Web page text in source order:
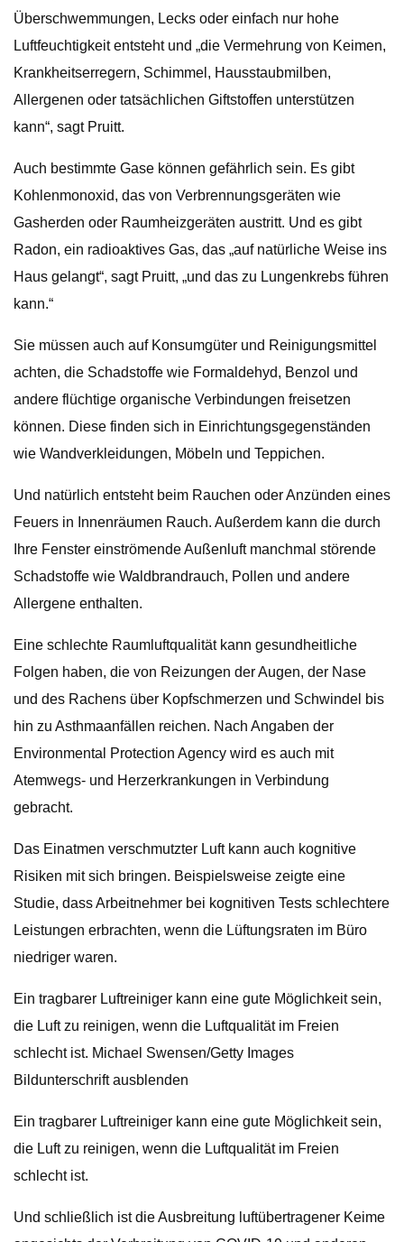
Überschwemmungen, Lecks oder einfach nur hohe
Luftfeuchtigkeit entsteht und „die Vermehrung von Keimen,
Krankheitserregern, Schimmel, Hausstaubmilben,
Allergenen oder tatsächlichen Giftstoffen unterstützen
kann“, sagt Pruitt.
Auch bestimmte Gase können gefährlich sein. Es gibt
Kohlenmonoxid, das von Verbrennungsgeräten wie
Gasherden oder Raumheizgeräten austritt. Und es gibt
Radon, ein radioaktives Gas, das „auf natürliche Weise ins
Haus gelangt“, sagt Pruitt, „und das zu Lungenkrebs führen
kann.“
Sie müssen auch auf Konsumgüter und Reinigungsmittel
achten, die Schadstoffe wie Formaldehyd, Benzol und
andere flüchtige organische Verbindungen freisetzen
können. Diese finden sich in Einrichtungsgegenständen
wie Wandverkleidungen, Möbeln und Teppichen.
Und natürlich entsteht beim Rauchen oder Anzünden eines
Feuers in Innenräumen Rauch. Außerdem kann die durch
Ihre Fenster einströmende Außenluft manchmal störende
Schadstoffe wie Waldbrandrauch, Pollen und andere
Allergene enthalten.
Eine schlechte Raumluftqualität kann gesundheitliche
Folgen haben, die von Reizungen der Augen, der Nase
und des Rachens über Kopfschmerzen und Schwindel bis
hin zu Asthmaanfällen reichen. Nach Angaben der
Environmental Protection Agency wird es auch mit
Atemwegs- und Herzerkrankungen in Verbindung
gebracht.
Das Einatmen verschmutzter Luft kann auch kognitive
Risiken mit sich bringen. Beispielsweise zeigte eine
Studie, dass Arbeitnehmer bei kognitiven Tests schlechtere
Leistungen erbrachten, wenn die Lüftungsraten im Büro
niedriger waren.
Ein tragbarer Luftreiniger kann eine gute Möglichkeit sein,
die Luft zu reinigen, wenn die Luftqualität im Freien
schlecht ist. Michael Swensen/Getty Images
Bildunterschrift ausblenden
Ein tragbarer Luftreiniger kann eine gute Möglichkeit sein,
die Luft zu reinigen, wenn die Luftqualität im Freien
schlecht ist.
Und schließlich ist die Ausbreitung luftübertragener Keime